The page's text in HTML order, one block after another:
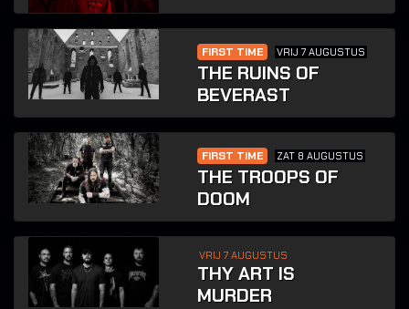
FIRST TIME VRIJ 7 AUGUSTUS
THE RUINS OF
BEVERAST
FIRST TIME ZAT 8 AUGUSTUS
THE TROOPS OF
DOOM
VRIJ 7 AUGUSTUS
THY ART IS
MURDER